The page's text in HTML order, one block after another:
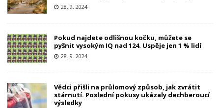
28. 9. 2024
Pokud najdete odlišnou kočku, můžete se
pyšnit vysokým IQ nad 124. Uspěje jen 1 % lidí
28. 9. 2024
Vědci přišli na průlomový způsob, jak zvrátit
stárnutí. Poslední pokusy ukázaly dechberoucí
výsledky